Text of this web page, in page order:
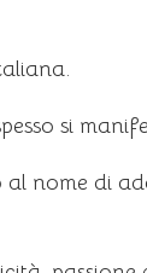
si
al nome di